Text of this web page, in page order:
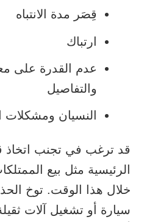
قِصَر مدة الانتباه
ارتباك
عدم القدرة على
والتفاصيل
النسيان ومشكلات
قد ترغب في تجنب اتخاذ
الرئيسية مثل بيع
خلال هذا الوقت. توخ
سيارة أو تشغيل آلات